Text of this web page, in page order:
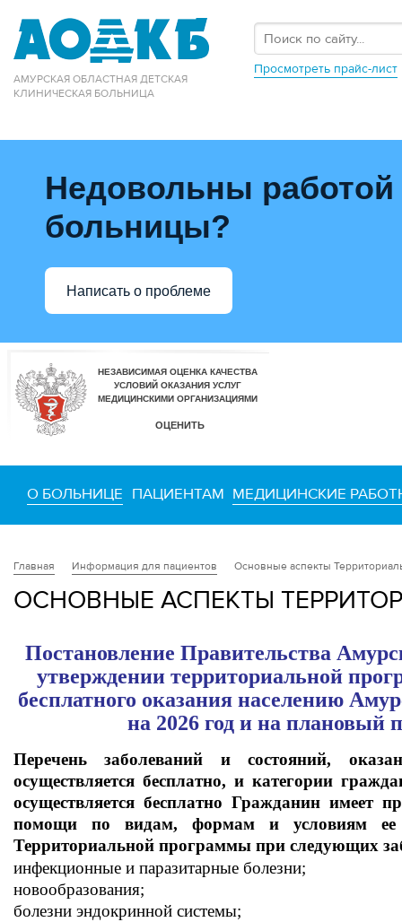
АМУРСКАЯ ОБЛАСТНАЯ ДЕТСКАЯ
КЛИНИЧЕСКАЯ БОЛЬНИЦА
Просмотреть прайс-лист
Недовольны работой
больницы?
Написать о проблеме
О БОЛЬНИЦЕ ПАЦИЕНТАМ МЕДИЦИНСКИЕ
Главная Информация для пациентов Основные аспекты
ОСНОВНЫЕ АСПЕКТЫ
Постановление Правительства
утверждении территориальной
бесплатного оказания населению
на 2026 год и на плановый
Перечень заболеваний и состояний,
осуществляется бесплатно, и категории
осуществляется бесплатно Гражданин имеет
помощи по видам, формам и условиям ее
Территориальной программы при следующих
инфекционные и паразитарные болезни;
новообразования;
болезни эндокринной системы;